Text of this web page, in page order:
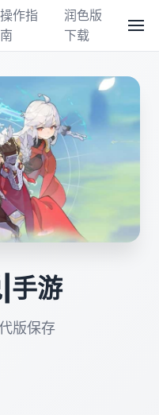
操作指
南
润色版
下载
手游
版保存